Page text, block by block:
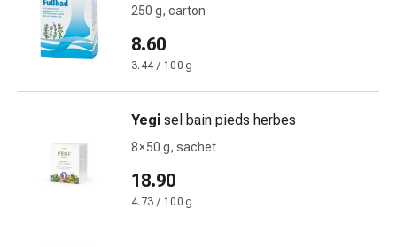
brûlures
élastiques
Compresses
Pansements
pour
Pansements
250 g, carton
8.60
3.44 / 100 g
Yegi sel bain pieds herbes
8 × 50 g, sachet
18.90
4.73 / 100 g